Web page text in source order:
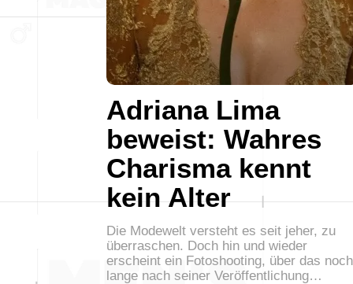
Adriana Lima
beweist: Wahres
Charisma kennt
kein Alter
Die Modewelt versteht es seit jeher, zu
überraschen. Doch hin und wieder
erscheint ein Fotoshooting, über das noch
lange nach seiner Veröffentlichung…